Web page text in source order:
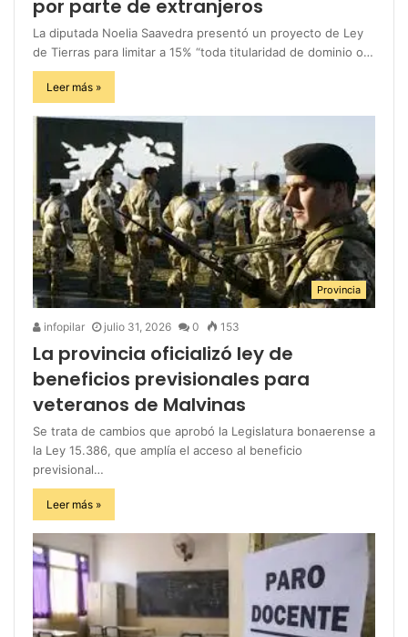
por parte de extranjeros
La diputada Noelia Saavedra presentó un proyecto de Ley
de Tierras para limitar a 15% “toda titularidad de dominio o…
Leer más »
Provincia
infopilar julio 31, 2026 0 153
La provincia oficializó ley de
beneficios previsionales para
veteranos de Malvinas
Se trata de cambios que aprobó la Legislatura bonaerense a
la Ley 15.386, que amplía el acceso al beneficio
previsional…
Leer más »